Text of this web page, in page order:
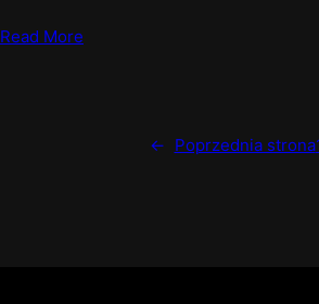
Read More
← Poprzednia strona